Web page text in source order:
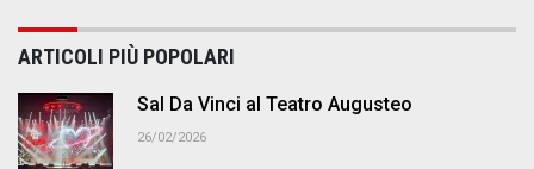
ARTICOLI PIÙ POPOLARI
Sal Da Vinci al Teatro Augusteo
26/02/2026